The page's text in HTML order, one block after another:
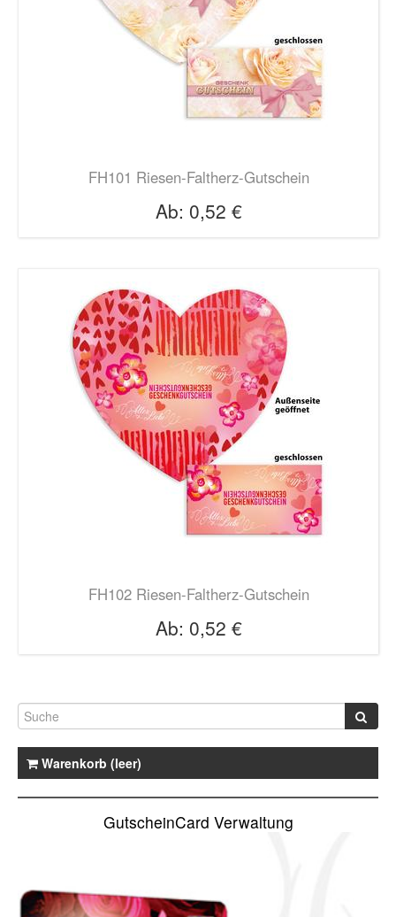
FH101 Riesen-Faltherz-Gutschein
Ab: 0,52 €
FH102 Riesen-Faltherz-Gutschein
Ab: 0,52 €
Warenkorb (leer)
GutscheinCard Verwaltung